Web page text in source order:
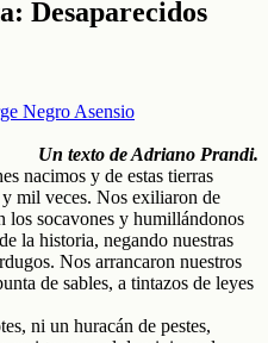
Desaparecidos
Negro Asensio
Un texto de Adriano Prandi.
nacimos y de estas tierras
mil veces. Nos exiliaron de
los socavones y humillándonos
la historia, negando nuestras
Nos arrancaron nuestros
de sables, a tintazos de leyes
ni un huracán de pestes,